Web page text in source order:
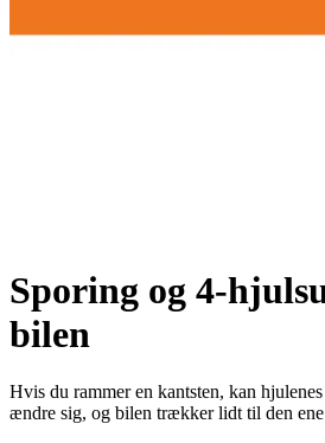
Sporing og 4-
bilen
Hvis du rammer en kantsten, kan
ændre sig, og bilen trækker lidt til den ene